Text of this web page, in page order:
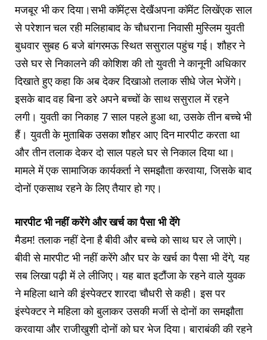
मजबूर भी कर दिया।सभी कॉमेंट्स देखैंअपना कॉमेंट लिखेंएक साल
से परेशान चल रही मलिहाबाद के चौधराना निवासी मुस्लिम युवती
बुधवार सुबह 6 बजे बांगरमऊ स्थित ससुराल पहुंच गई। शौहर ने
उसे घर से निकालने की कोशिश की तो युवती ने कानूनी अधिकार
दिखाते हुए कहा कि अब देकर दिखाओ तलाक सीधे जेल भेजेंगे।
इसके बाद वह बिना डरे अपने बच्चों के साथ ससुराल में रहने
लगी। युवती का निकाह 7 साल पहले हुआ था, उसके तीन बच्चे भी
हैं। युवती के मुताबिक उसका शौहर आए दिन मारपीट करता था
और तीन तलाक देकर दो साल पहले घर से निकाल दिया था।
मामले में एक सामाजिक कार्यकर्ता ने समझौता करवाया, जिसके बाद
दोनों एकसाथ रहने के लिए तैयार हो गए।
मारपीट भी नहीं करेंगे और खर्च का पैसा भी देंगे
मैडम! तलाक नहीं देना है बीवी और बच्चे को साथ घर ले जाएंगे।
बीवी से मारपीट भी नहीं करेंगे और घर के खर्च का पैसा भी देंगे, यह
सब लिखा पढ़ी में ले लीजिए। यह बात इटौंजा के रहने वाले युवक
ने महिला थाने की इंस्पेक्टर शारदा चौधरी से कही। इस पर
इंस्पेक्टर ने महिला को बुलाकर उसकी मर्जी से दोनों का समझौता
करवाया और राजीखुशी दोनों को घर भेज दिया। बाराबंकी की रहने